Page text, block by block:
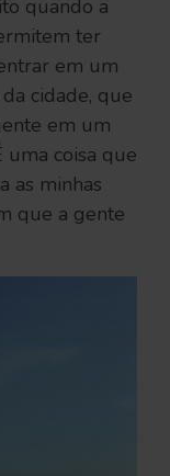
quando a
ter
em um
cidade, que
em um
coisa que
as minhas
que a gente